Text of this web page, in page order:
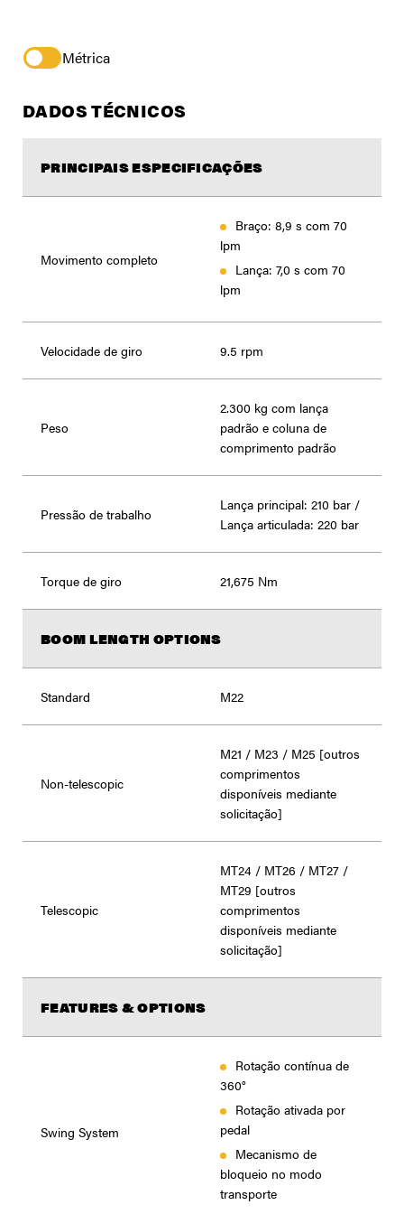
Métrica
DADOS TÉCNICOS
PRINCIPAIS ESPECIFICAÇÕES
Movimento completo
Braço: 8,9 s com 70
lpm
Lança: 7,0 s com 70
lpm
Velocidade de giro 9.5 rpm
Peso
2.300 kg com lança
padrão e coluna de
comprimento padrão
Pressão de trabalho
Lança principal: 210 bar /
Lança articulada: 220 bar
Torque de giro 21,675 Nm
BOOM LENGTH OPTIONS
Standard M22
Non-telescopic
M21 / M23 / M25 [outros
comprimentos
disponíveis mediante
solicitação]
Telescopic
MT24 / MT26 / MT27 /
MT29 [outros
comprimentos
disponíveis mediante
solicitação]
FEATURES & OPTIONS
Swing System
Rotação contínua de
360°
Rotação ativada por
pedal
Mecanismo de
bloqueio no modo
transporte